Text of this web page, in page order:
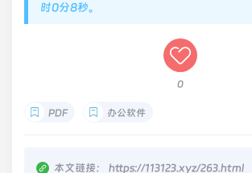
时0分8秒。
0
PDF 办公软件
本文链接： https://113123.xyz/263.html